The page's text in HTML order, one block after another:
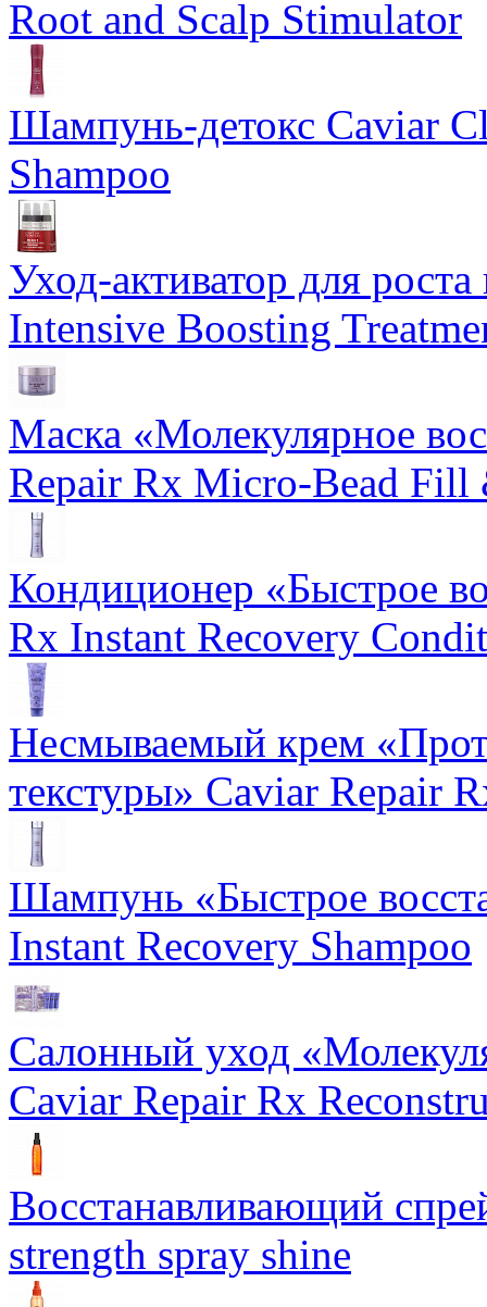
Root and Scalp Stimulator
Шампунь-детокс Caviar
Shampoo
Уход-активатор для
Intensive Boosting
Маска «Молекулярное
Repair Rx Micro-Bead Fill
Кондиционер «Быстрое
Rx Instant Recovery
Несмываемый крем
текстуры» Caviar Repair
Шампунь «Быстрое
Instant Recovery Shampoo
Салонный уход
Caviar Repair Rx
Восстанавливающий
strength spray shine